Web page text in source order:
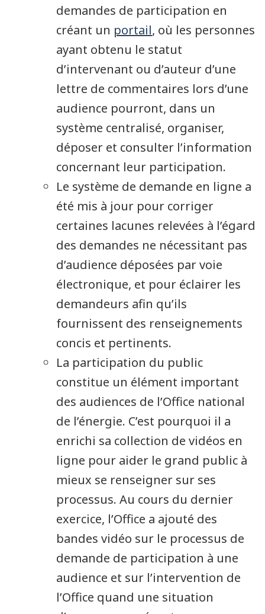
demandes de participation en
créant un portail, où les personnes
ayant obtenu le statut
d’intervenant ou d’auteur d’une
lettre de commentaires lors d’une
audience pourront, dans un
système centralisé, organiser,
déposer et consulter l’information
concernant leur participation.
Le système de demande en ligne a
été mis à jour pour corriger
certaines lacunes relevées à l’égard
des demandes ne nécessitant pas
d’audience déposées par voie
électronique, et pour éclairer les
demandeurs afin qu’ils
fournissent des renseignements
concis et pertinents.
La participation du public
constitue un élément important
des audiences de l’Office national
de l’énergie. C’est pourquoi il a
enrichi sa collection de vidéos en
ligne pour aider le grand public à
mieux se renseigner sur ses
processus. Au cours du dernier
exercice, l’Office a ajouté des
bandes vidéo sur le processus de
demande de participation à une
audience et sur l’intervention de
l’Office quand une situation